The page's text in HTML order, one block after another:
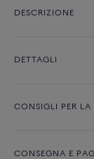
DESCRIZIONE
DETTAGLI
CONSIGLI PER LA
CONSEGNA E